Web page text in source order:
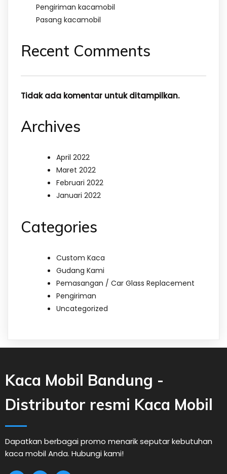
Pengiriman kacamobil
Pasang kacamobil
Recent Comments
Tidak ada komentar untuk ditampilkan.
Archives
April 2022
Maret 2022
Februari 2022
Januari 2022
Categories
Custom Kaca
Gudang Kami
Pemasangan / Car Glass Replacement
Pengiriman
Uncategorized
Kaca Mobil Bandung -
Distributor resmi Kaca Mobil
Dapatkan berbagai promo menarik seputar kebutuhan
kaca mobil Anda. Hubungi kami!